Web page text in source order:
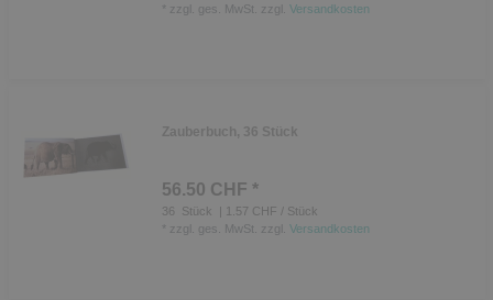
zzgl. ges. MwSt. zzgl. Versandkosten
Zauberbuch, 36 Stück
56.50 CHF *
36 Stück
| 1.57 CHF / Stück
zzgl. ges. MwSt. zzgl. Versandkosten